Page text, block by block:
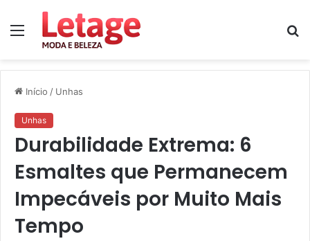
Menu
Início / Unhas
Unhas
Durabilidade Extrema: 6
Esmaltes que Permanecem
Impecáveis por Muito Mais
Tempo